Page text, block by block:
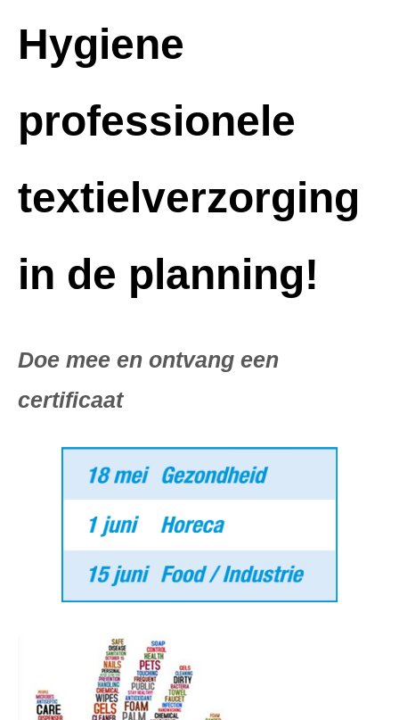
Hygiene
professionele
textielverzorging
in de planning!
Doe mee en ontvang een
certificaat